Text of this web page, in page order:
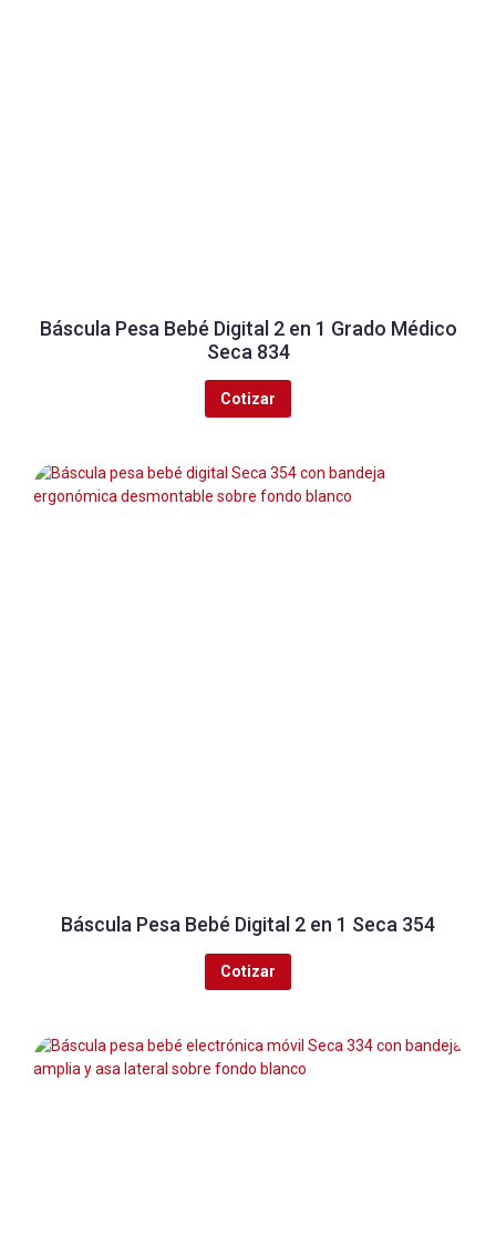
Báscula Pesa Bebé Digital 2 en 1 Grado Médico
Seca 834
Cotizar
Báscula Pesa Bebé Digital 2 en 1 Seca 354
Cotizar